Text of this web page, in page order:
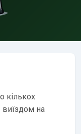
кількох
виїздом на